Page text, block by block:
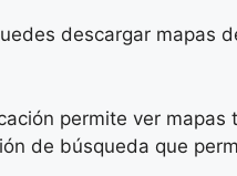
descargar mapas
permite ver
de búsqueda que